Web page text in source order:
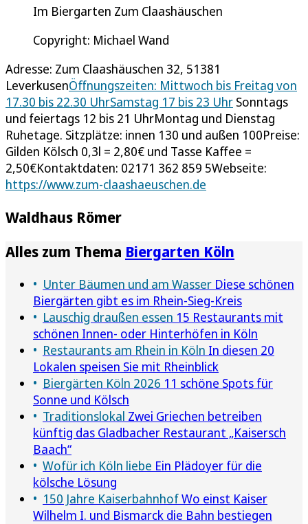
Im Biergarten Zum Claashäuschen
Copyright: Michael Wand
Adresse: Zum Claashäuschen 32, 51381
LeverkusenÖffnungszeiten: Mittwoch bis Freitag von
17.30 bis 22.30 UhrSamstag 17 bis 23 Uhr Sonntags
und feiertags 12 bis 21 UhrMontag und Dienstag
Ruhetage. Sitzplätze: innen 130 und außen 100Preise:
Gilden Kölsch 0,3l = 2,80€ und Tasse Kaffee =
2,50€Kontaktdaten: 02171 362 859 5Webseite:
https://www.zum-claashaeuschen.de
Waldhaus Römer
Alles zum Thema Biergarten Köln
Unter Bäumen und am Wasser Diese schönen
Biergärten gibt es im Rhein-Sieg-Kreis
Lauschig draußen essen 15 Restaurants mit
schönen Innen- oder Hinterhöfen in Köln
Restaurants am Rhein in Köln In diesen 20
Lokalen speisen Sie mit Rheinblick
Biergärten Köln 2026 11 schöne Spots für
Sonne und Kölsch
Traditionslokal Zwei Griechen betreiben
künftig das Gladbacher Restaurant „Kaisersch
Baach“
Wofür ich Köln liebe Ein Plädoyer für die
kölsche Lösung
150 Jahre KaiserbahnhofWo einst Kaiser
Wilhelm I. und Bismarck die Bahn bestiegen